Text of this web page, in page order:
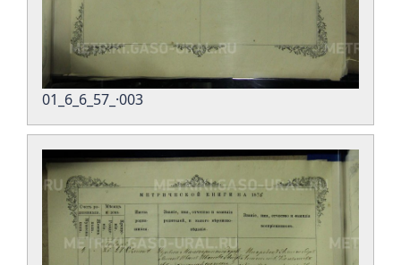
01_6_6_57_·003